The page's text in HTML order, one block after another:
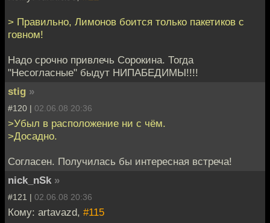
> Правильно, Лимонов боится только пакетиков с
говном!
Надо срочно привлечь Сорокина. Тогда
"Несогласные" быдут НИПАБЕДИМЫ!!!!
stig »
#120 | 02.06.08 20:36
>Убыл в расположение ни с чём.
>Досадно.
Согласен. Получилась бы интересная встреча!
nick_nSk »
#121 | 02.06.08 20:36
Кому: artavazd, #115